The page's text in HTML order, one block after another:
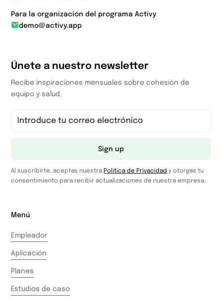
Para la organización del programa Activy
demo@activy.app
Únete a nuestro newsletter
Recibe inspiraciones mensuales sobre cohesión de
equipo y salud.
Sign up
Al suscribirte, aceptas nuestra Política de Privacidad y otorgas tu
consentimiento para recibir actualizaciones de nuestra empresa.
Menú
Empleador
Aplicación
Planes
Estudios de caso